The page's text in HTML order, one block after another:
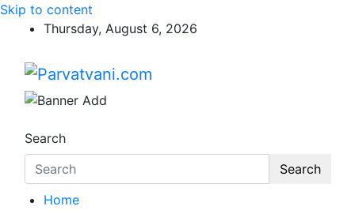
Skip to content
Thursday, August 6, 2026
Parvatvani.com
न्यूज़ पोर्टल
Search
Search
Home